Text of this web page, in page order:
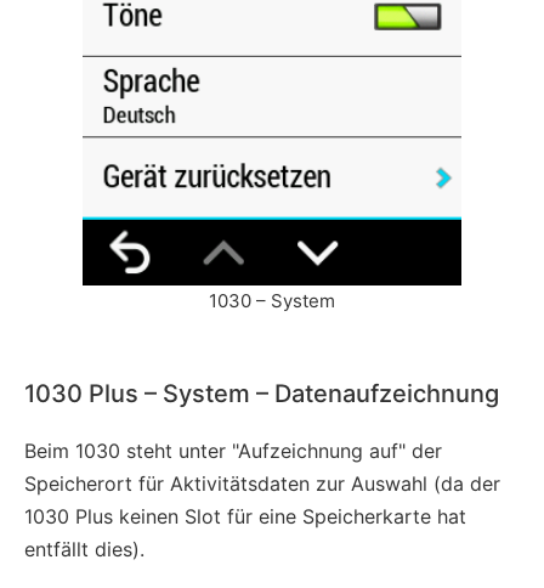
1030 – System
1030 Plus – System – Datenaufzeichnung
Beim 1030 steht unter "Aufzeichnung auf" der
Speicherort für Aktivitätsdaten zur Auswahl (da der
1030 Plus keinen Slot für eine Speicherkarte hat
entfällt dies).